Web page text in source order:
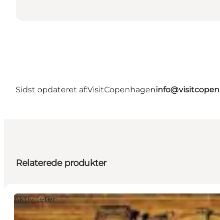
Sidst opdateret af:VisitCopenhagen
Relaterede produkter
Aktiviteter